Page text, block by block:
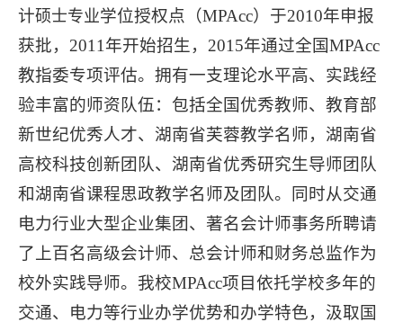
计硕士专业学位授权点（MPAcc）于2010年申报
获批， 2011 年开始招生 ， 2015年通过全国MPAcc
教指委专项评估。拥有一支理论水平高、实践经
验丰富的师资队伍：包括全国优秀教师、教育部
新世纪优秀人才、湖南省芙蓉教学名师，湖南省
高校科技创新团队、湖南省优秀研究生导师团队
和湖南省课程思政教学名师及团队。同时从交通
电力行业大型企业集团、著名会计师事务所聘请
了上百名高级会计师、总会计师和财务总监作为
校外实践导师。我校MPAcc项目依托学校多年的
交通、电力等行业办学优势和办学特色，汲取国